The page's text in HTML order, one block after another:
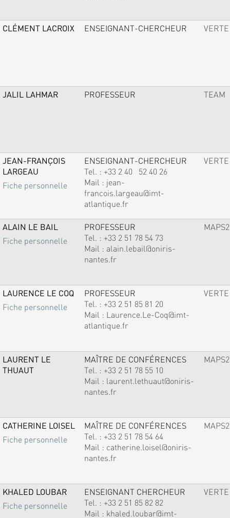
CLÉMENT LACROIX ENSEIGNANT-CHERCHEUR VERTE
JALIL LAHMAR PROFESSEUR TEAM
JEAN-FRANÇOIS
LARGEAU
Fiche personnelle
ENSEIGNANT-CHERCHEUR
Tel. : +33 2 40 52 40 26
Mail : jean-
francois.largeau@imt-
atlantique.fr
VERTE
ALAIN LE BAIL
Fiche personnelle
PROFESSEUR
Tel. : +33 2 51 78 54 73
Mail : alain.lebail@oniris-
nantes.fr
MAPS2
LAURENCE LE COQ
Fiche personnelle
PROFESSEUR
Tel. : +33 2 51 85 81 20
Mail : Laurence.Le-Coq@imt-
atlantique.fr
VERTE
LAURENT LE
THUAUT
MAÎTRE DE CONFÉRENCES
Tel. : +33 2 51 78 55 10
Mail : laurent.lethuaut@oniris-
nantes.fr
MAPS2
CATHERINE LOISEL
Fiche personnelle
MAÎTRE DE CONFÉRENCES
Tel. : +33 2 51 78 54 64
Mail : catherine.loisel@oniris-
nantes.fr
MAPS2
KHALED LOUBAR
Fiche personnelle
ENSEIGNANT CHERCHEUR
Tel. : +33 2 51 85 82 82
Mail : khaled.loubar@imt-
VERTE